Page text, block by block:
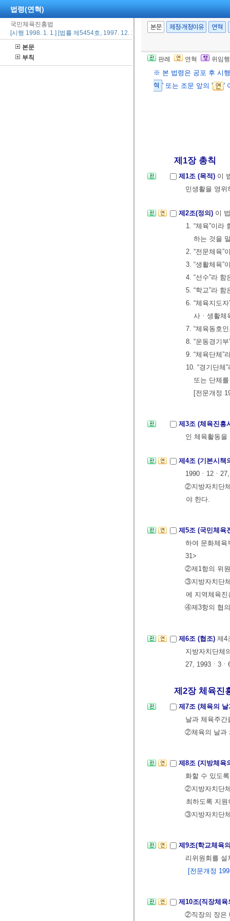
법령(연혁)
국민체육진흥법
[시행 1998. 1. 1.] [법률 제5454호, 1997. 12. 13., 타법개정]
본문
부칙
본문 제정·개정이유 연혁
판례 연혁 위임
※ 본 법령은 공포 후 시
혁 ' 또는 조문 앞의 ' '
제1장 총칙
제1조 (목적) 이
민생활을 영
제2조(정의) 이
1. “체육”이라
하는 것을
2. “전문체육”
3. “생활체육”
4. “선수”라
5. “학교”라
6. “체육지도
사ㆍ생활체
7. “체육동호
8. “운동경기
9. “체육단체”
10. “경기단체
또는 단체
[전문개정
제3조 (체육진흥
인 체육활동
제4조 (기본시책
1990ㆍ12ㆍ
②지방자치단
야 한다.
제5조 (국민체육
하여 문화체육
31>
②제1항의 위
③지방자치단
에 지역체육진
④제3항의 협
제6조 (협조) 제4
지방자치단체
27, 1993ㆍ3ㆍ
제2장 체육진흥
제7조 (체육의
날과 체육주간
②체육의 날과
제8조 (지방체육
화할 수 있도
②지방자치단
최하도록 지
③지방자치단
제9조(학교체육
리위원회를 설
[전문개정
제10조(직장체
②직장의 장은